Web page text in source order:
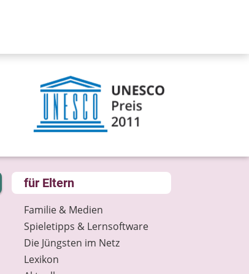
für Eltern
Familie & Medien
Spieletipps & Lernsoftware
Die Jüngsten im Netz
Lexikon